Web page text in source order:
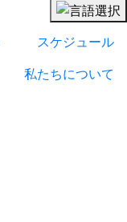
スケジュール
私たちについて